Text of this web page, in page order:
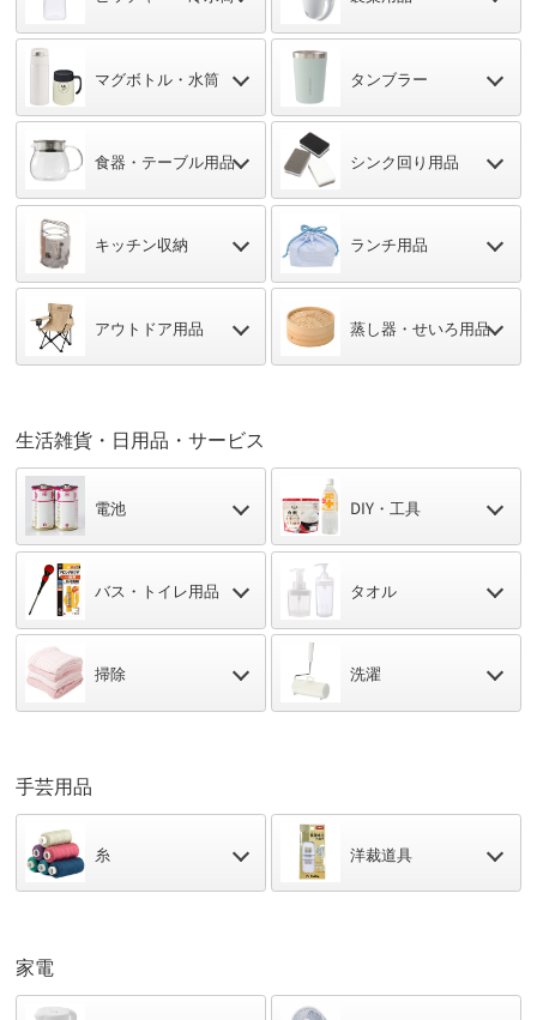
マグボトル・ 水筒 タンブラー
食器・テーブル用品 シンク回り用品
キッチン収納 ランチ用品
アウトドア用品 蒸し器・せいろ用品
生活雑貨・日用品・サービス
電池 DIY・工具
バス・トイレ用品 タオル
掃除 洗濯
手芸用品
糸 洋裁道具
家電